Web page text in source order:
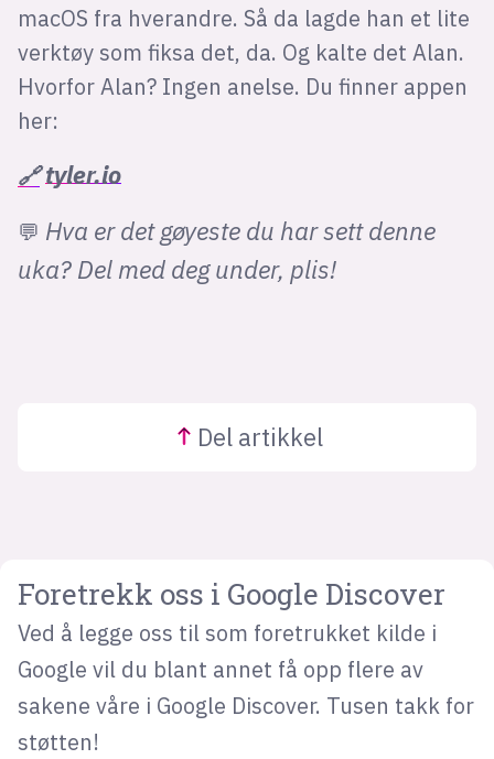
macOS fra hverandre. Så da lagde han et lite
verktøy som fiksa det, da. Og kalte det Alan.
Hvorfor Alan? Ingen anelse. Du finner appen
her:
🔗 tyler.io
💬 Hva er det gøyeste du har sett denne
uka? Del med deg under, plis!
Del artikkel
Foretrekk oss i Google Discover
Ved å legge oss til som foretrukket kilde i
Google vil du blant annet få opp flere av
sakene våre i Google Discover. Tusen takk for
støtten!